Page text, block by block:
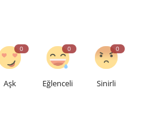
0
Aşk
0
Eğlenceli
0
Sinirli